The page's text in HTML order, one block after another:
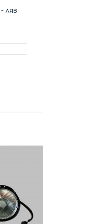
ляв